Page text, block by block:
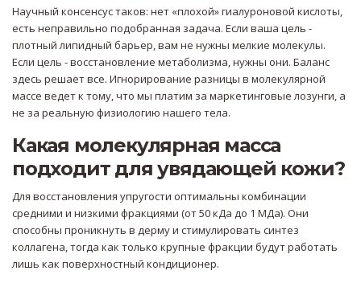
Научный консенсус таков: нет «плохой» гиалуроновой кислоты,
есть неправильно подобранная задача. Если ваша цель -
плотный липидный барьер, вам не нужны мелкие молекулы.
Если цель - восстановление метаболизма, нужны они. Баланс
здесь решает все. Игнорирование разницы в молекулярной
массе ведет к тому, что мы платим за маркетинговые лозунги, а
не за реальную физиологию нашего тела.
Какая молекулярная масса
подходит для увядающей кожи?
Для восстановления упругости оптимальны комбинации
средними и низкими фракциями (от 50 кДа до 1 МДа). Они
способны проникнуть в дерму и стимулировать синтез
коллагена, тогда как только крупные фракции будут работать
лишь как поверхностный кондиционер.